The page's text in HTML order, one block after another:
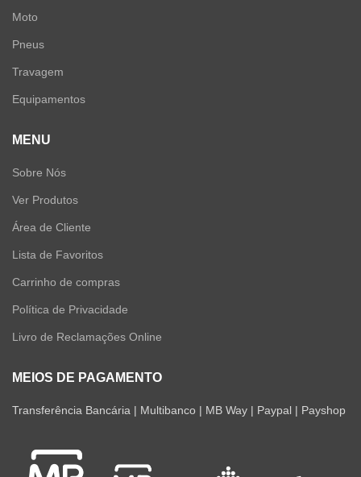
Moto
Pneus
Travagem
Equipamentos
MENU
Sobre Nós
Ver Produtos
Área de Cliente
Lista de Favoritos
Carrinho de compras
Política de Privacidade
Livro de Reclamações Online
MEIOS DE PAGAMENTO
Transferência Bancária | Multibanco | MB Way | Paypal | Payshop